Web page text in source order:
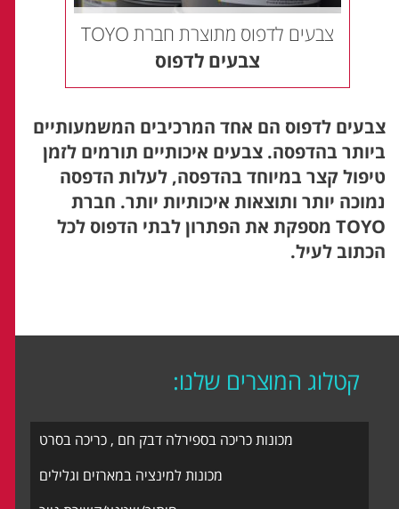
צבעים לדפוס מתוצרת חברת TOYO
צבעים לדפוס
צבעים לדפוס הם אחד המרכיבים המשמעותיים
ביותר בהדפסה. צבעים איכותיים תורמים לזמן
טיפול קצר במיוחד בהדפסה, לעלות הדפסה
נמוכה יותר ותוצאות איכותיות יותר. חברת
TOYO מספקת את הפתרון לבתי הדפוס לכל
הכתוב לעיל.
קטלוג המוצרים שלנו:
מכונות כריכה בספירלה דבק חם , כריכה בסרט
מכונות למינציה במארזים וגלילים